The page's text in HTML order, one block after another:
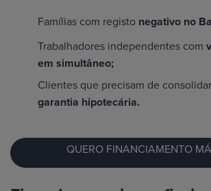
Famílias com registo negativo no
Trabalhadores independentes com
em simultâneo;
Clientes que precisam de consolidar
garantia hipotecária.
QUERO FINANCIAMENTO